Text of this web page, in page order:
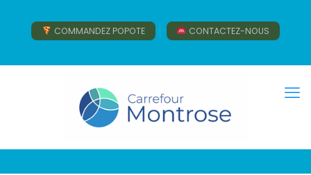
COMMANDEZ POPOTE CONTACTEZ-NOUS